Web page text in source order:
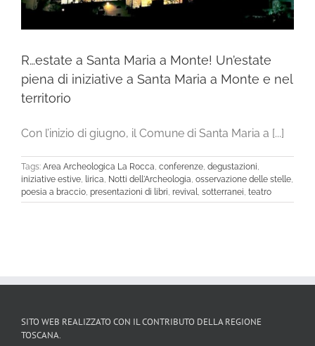
R…estate a Santa Maria a Monte! Un’estate
piena di iniziative a Santa Maria a Monte e nel
territorio
Con l’inizio di giugno, il Comune di Santa Maria a [...]
Tags: Area Archeologica La Rocca, conferenze, degustazioni,
iniziative estive, lirica, Notti dell'Archeologia, osservazione delle stelle,
poesia a braccio, presentazioni di libri, revival, sotterranei, teatro
SITO WEB REALIZZATO CON IL CONTRIBUTO DELLA REGIONE
TOSCANA.